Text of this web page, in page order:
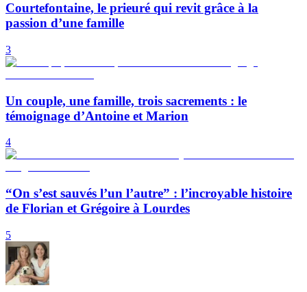
Courtefontaine, le prieuré qui revit grâce à la
passion d’une famille
3
Un couple, une famille, trois sacrements : le
témoignage d’Antoine et Marion
4
“On s’est sauvés l’un l’autre” : l’incroyable histoire
de Florian et Grégoire à Lourdes
5